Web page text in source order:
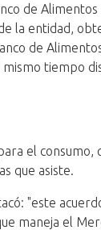
de Alimentos
la entidad,
de
tiempo
el consumo,
que asiste.
"este
maneja el